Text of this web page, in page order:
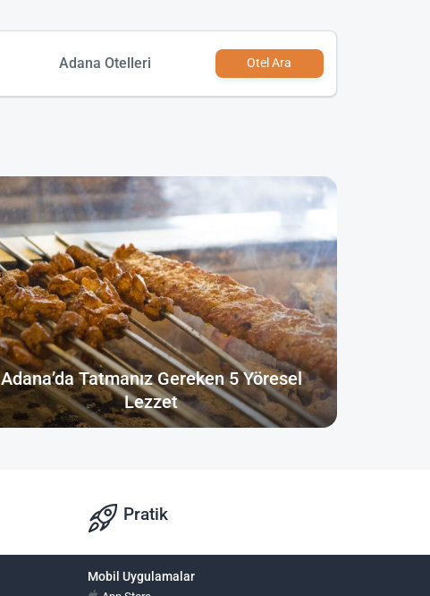
Adana Otelleri Otel Ara
Adana’da Tatmanız Gereken 5 Yöresel
Lezzet
Pratik
Mobil Uygulamalar